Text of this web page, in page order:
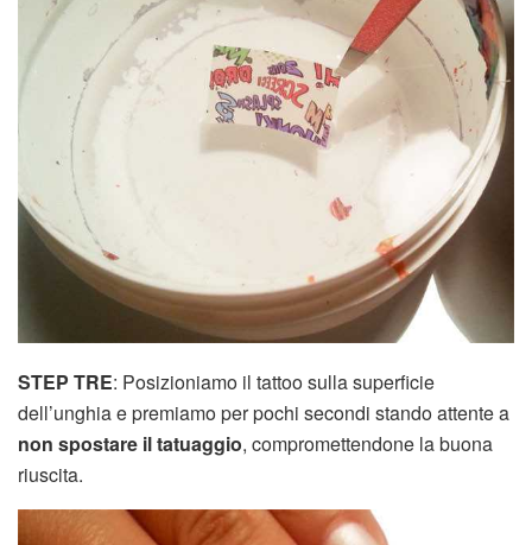
STEP TRE: Posizioniamo il tattoo sulla superficie
dell’unghia e premiamo per pochi secondi stando attente a
non spostare il tatuaggio, compromettendone la buona
riuscita.